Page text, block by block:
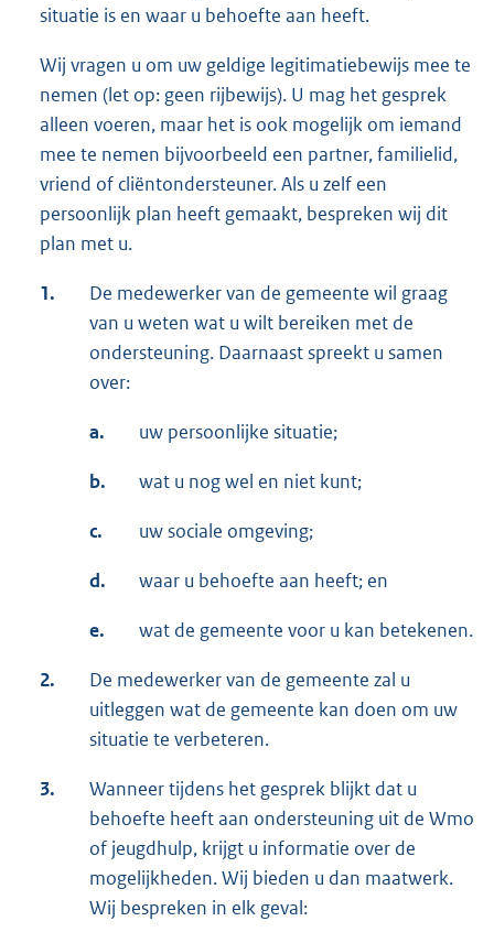
situatie is en waar u behoefte aan heeft.
Wij vragen u om uw geldige legitimatiebewijs mee te
nemen (let op: geen rijbewijs). U mag het gesprek
alleen voeren, maar het is ook mogelijk om iemand
mee te nemen bijvoorbeeld een partner, familielid,
vriend of cliëntondersteuner. Als u zelf een
persoonlijk plan heeft gemaakt, bespreken wij dit
plan met u.
1.
De medewerker van de gemeente wil graag
van u weten wat u wilt bereiken met de
ondersteuning. Daarnaast spreekt u samen
over:
a. uw persoonlijke situatie;
b. wat u nog wel en niet kunt;
c. uw sociale omgeving;
d. waar u behoefte aan heeft; en
e. wat de gemeente voor u kan betekenen.
2.
De medewerker van de gemeente zal u
uitleggen wat de gemeente kan doen om uw
situatie te verbeteren.
3.
Wanneer tijdens het gesprek blijkt dat u
behoefte heeft aan ondersteuning uit de Wmo
of jeugdhulp, krijgt u informatie over de
mogelijkheden. Wij bieden u dan maatwerk.
Wij bespreken in elk geval: